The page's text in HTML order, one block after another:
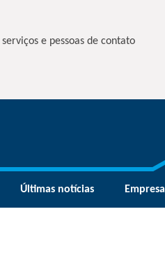
e pessoas de contato
Últimas notícias Empresa